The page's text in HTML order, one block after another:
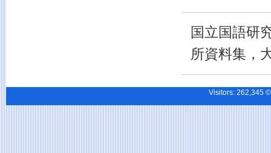
国立国語研
所資料集，
Visitors: 262,345